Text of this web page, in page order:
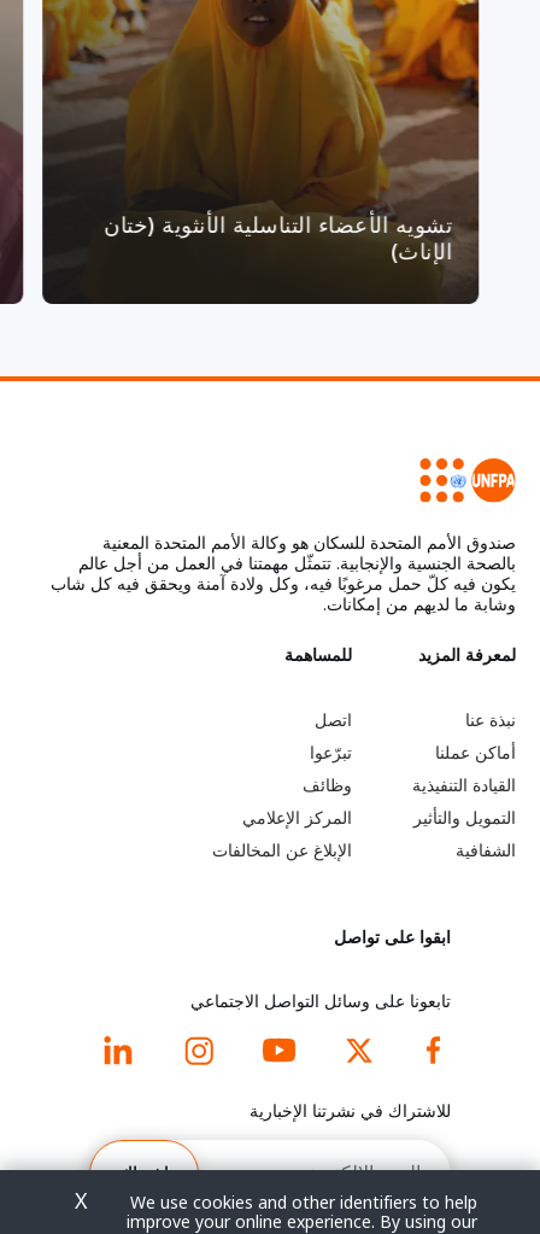
تشويه الأعضاء التناسلية الأنثوية (ختان
الإناث)
صندوق الأمم المتحدة للسكان هو وكالة الأمم المتحدة المعنية
بالصحة الجنسية والإنجابية. تتمثّل مهمتنا في العمل من أجل عالم
يكون فيه كلّ حمل مرغوبًا فيه، وكل ولادة آمنة ويحقق فيه كل شاب
وشابة ما لديهم من إمكانات.
L
e
a
r
n
o
لمعرفة المزيد
نبذة عنا
أماكن عملنا
القيادة التنفيذية
التمويل والتأثير
الشفافية
G
o
b
e
y
n
d
f
o
o
t
للمساهمة
اتصل
تبرّعوا
وظائف
المركز الإعلامي
الإبلاغ عن المخالفات
ابقوا على تواصل
تابعونا على وسائل التواصل الاجتماعي
للاشتراك في نشرتنا الإخبارية
البريد
الإلكتروني
اشتراك
We use cookies and other identifiers to help
improve your online experience. By using our
X